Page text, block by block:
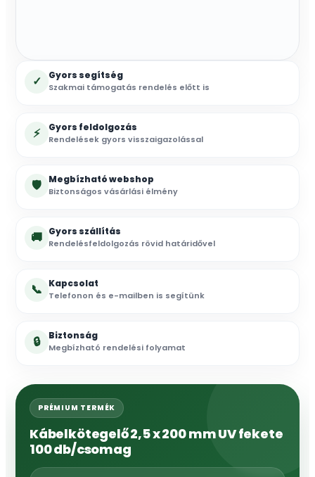
✓ Gyors segítség
Szakmai támogatás rendelés előtt is
⚡ Gyors feldolgozás
Rendelések gyors visszaigazolással
🛡 Megbízható webshop
Biztonságos vásárlási élmény
🚚 Gyors szállítás
Rendelésfeldolgozás rövid határidővel
📞 Kapcsolat
Telefonon és e-mailben is segítünk
🔒 Biztonság
Megbízható rendelési folyamat
PRÉMIUM TERMÉK
Kábelkötegelő 2,5 x 200 mm UV fekete
100 db/csomag